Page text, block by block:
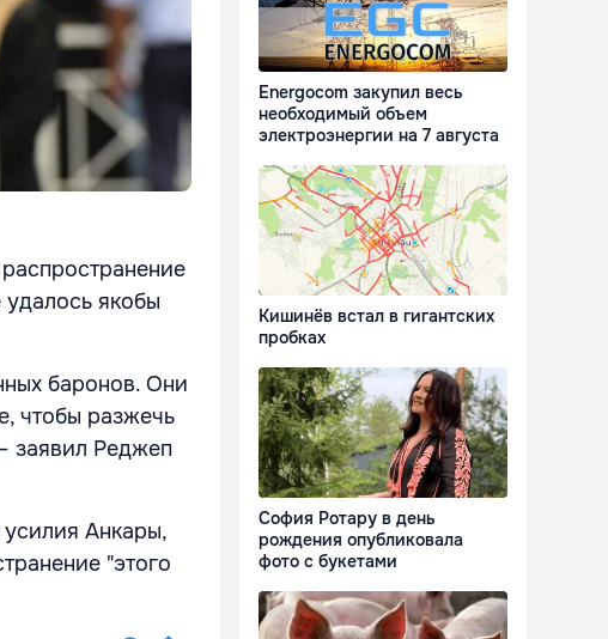
якобы
баронов. Они
чтобы разжечь
заявил Реджеп
усилия Анкары,
"этого
Energocom закупил весь
необходимый объем
электроэнергии на 7 августа
Кишинёв встал в гигантских
пробках
София Ротару в день
рождения опубликовала
фото с букетами